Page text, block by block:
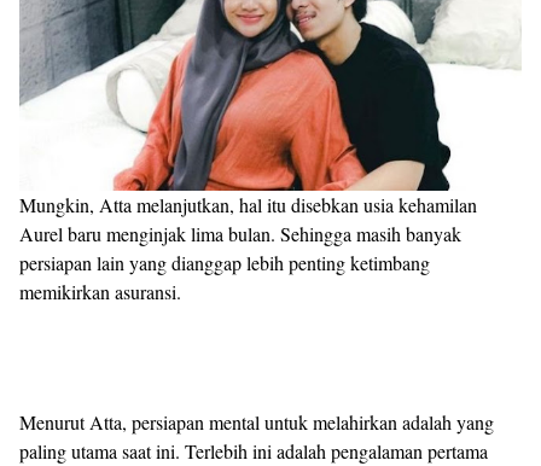
Mungkin, Atta melanjutkan, hal itu disebkan usia kehamilan
Aurel baru menginjak lima bulan. Sehingga masih banyak
persiapan lain yang dianggap lebih penting ketimbang
memikirkan asuransi.
Menurut Atta, persiapan mental untuk melahirkan adalah yang
paling utama saat ini. Terlebih ini adalah pengalaman pertama